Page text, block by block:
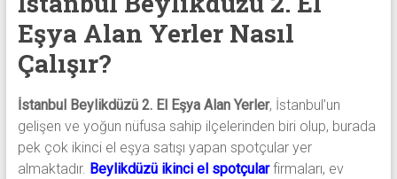
komple
eşya
alımı
yapıyor.
Eşya Alan Yerler Nasıl
Çalışır?
İstanbul Beylikdüzü 2. El Eşya Alan Yerler, İstanbul’un
gelişen ve yoğun nüfusa sahip ilçelerinden biri olup, burada
pek çok ikinci el eşya satışı yapan spotçular yer
almaktadır. Beylikdüzü ikinci el spotçularfirmaları, ev